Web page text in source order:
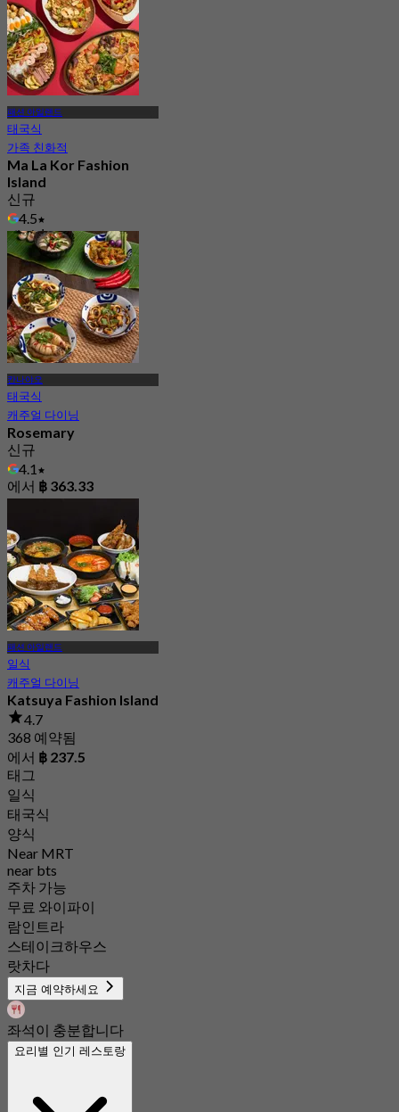
패션 아일랜드
태국식
가족 친화적
Ma La Kor Fashion
Island
신규
4.5
에서฿ 399
칸나야오
태국식
캐주얼 다이닝
Rosemary
신규
4.1
에서 ฿ 363.33
패션 아일랜드
일식
캐주얼 다이닝
Katsuya Fashion Island
4.7
368 예약됨
에서 ฿ 237.5
태그
일식
태국식
양식
Near MRT
near bts
주차 가능
무료 와이파이
람인트라
스테이크하우스
랏차다
지금 예약하세요
좌석이 충분합니다
요리별 인기 레스토랑